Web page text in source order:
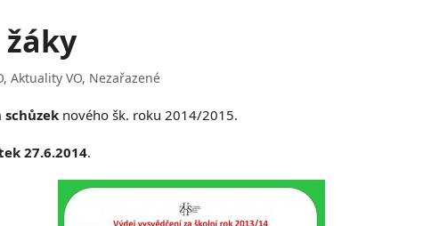
,Aktuality VO, Nezařazené
nového šk. roku 2014/2015.
27.6.2014.